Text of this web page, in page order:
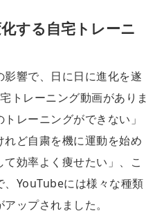
する自宅トレーニ
響で、日に日に進化を遂
トレーニング動画がありま
レーニングができない」
れど自粛を機に運動を始め
効率よく痩せたい」、こ
、YouTubeには様々な種類
ップされました。